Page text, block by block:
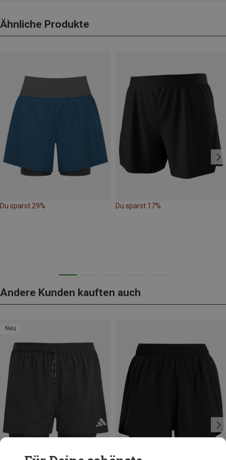
Ähnliche Produkte
Du sparst 29% Du sparst 17%
Andere Kunden kauften auch
Neu